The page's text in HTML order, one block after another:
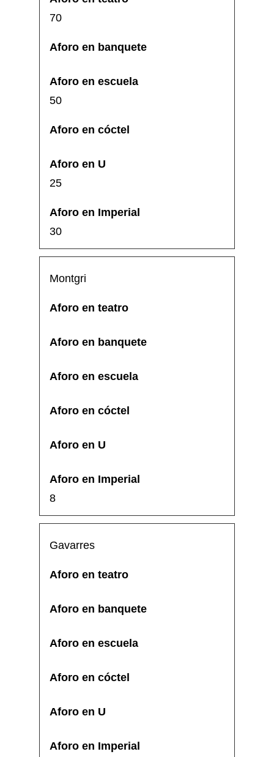
70
50
25
30
Montgri
8
Gavarres